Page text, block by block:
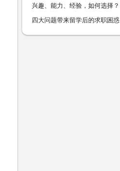
兴趣、能力、经验，如何选择？
四大问题带来留学后的求职困惑